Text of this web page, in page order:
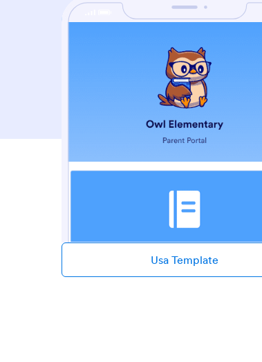
Usa Template